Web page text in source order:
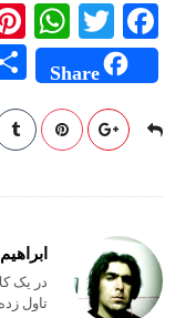
Fa
ce
bo
ok
T
wi
tte
r
W
ha
ts
A
pp
Share
در یک
تاول